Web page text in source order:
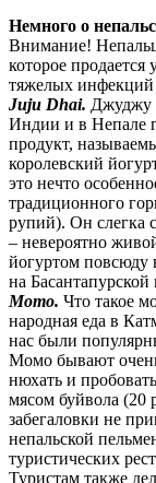
Немного о
Внимание!
которое
тяжелых инфекций
Juju Dhai. Джуджу
Индии и в Непале
продукт,
королевский
это нечто
традиционного
рупий). Он слегка
– невероятно
йогуртом повсюду
на
Momo. Что такое
народная еда в
нас были
Момо бывают
нюхать и
мясом буйвола
забегаловки не
непальской
туристических
Туристам также